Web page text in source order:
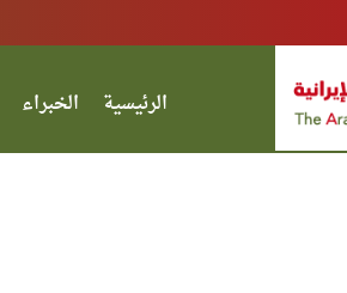
الرئيسية الخبراء